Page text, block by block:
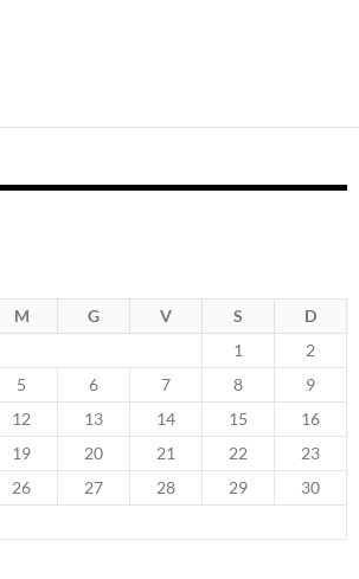
M G V S
D
1
2
5 6 7 8
9
12 13 14 15
16
19 20 21 22
23
26 27 28 29
30